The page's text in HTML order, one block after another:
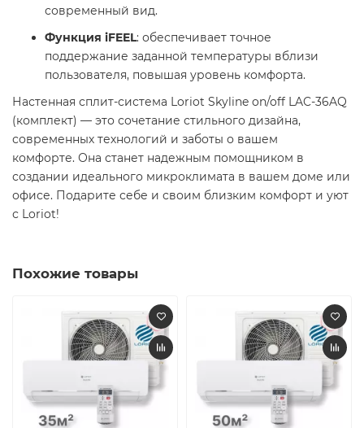
современный вид.​
Функция iFEEL: обеспечивает точное
поддержание заданной температуры вблизи
пользователя, повышая уровень комфорта. ​
Настенная сплит-система Loriot Skyline on/off LAC-36AQ
(комплект) — это сочетание стильного дизайна,
современных технологий и заботы о вашем
комфорте. Она станет надежным помощником в
создании идеального микроклимата в вашем доме или
офисе. Подарите себе и своим близким комфорт и уют
с Loriot! ️
Похожие товары